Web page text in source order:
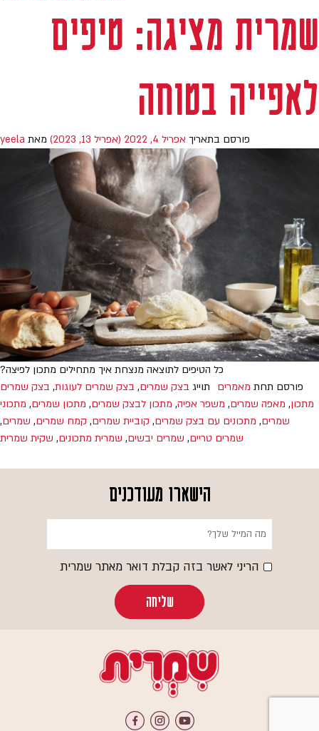
שמרית מציגה: טיפים
לאפייה בטוחה
פורסם בתאריך אפריל 4, 2022 (אפריל 13, 2023) מאת yeela
כל הטיפים לתוצאה מנצחת איך מתחילים מתכון לפיצה?
פורסם תחת מאמרים תוייג בצק שמרים, בצק שמרים לעוגות, בצק שמרים
מתכון, מאפה שמרים, משפר אפיה, מתכון לבצק שמרים, מתכון שמרים, מתכוני
שמרים, מתכונים עם בצק שמרים, קוביית שמרים, קמח שמרים, שמרים,
שמרים טריים, שמרים יבשים, שמרית מתכונים, שקית שמרית
הישארו מעודכנים
הריני לאשר בזה קבלת דואר מאתר שמרית
שליחה